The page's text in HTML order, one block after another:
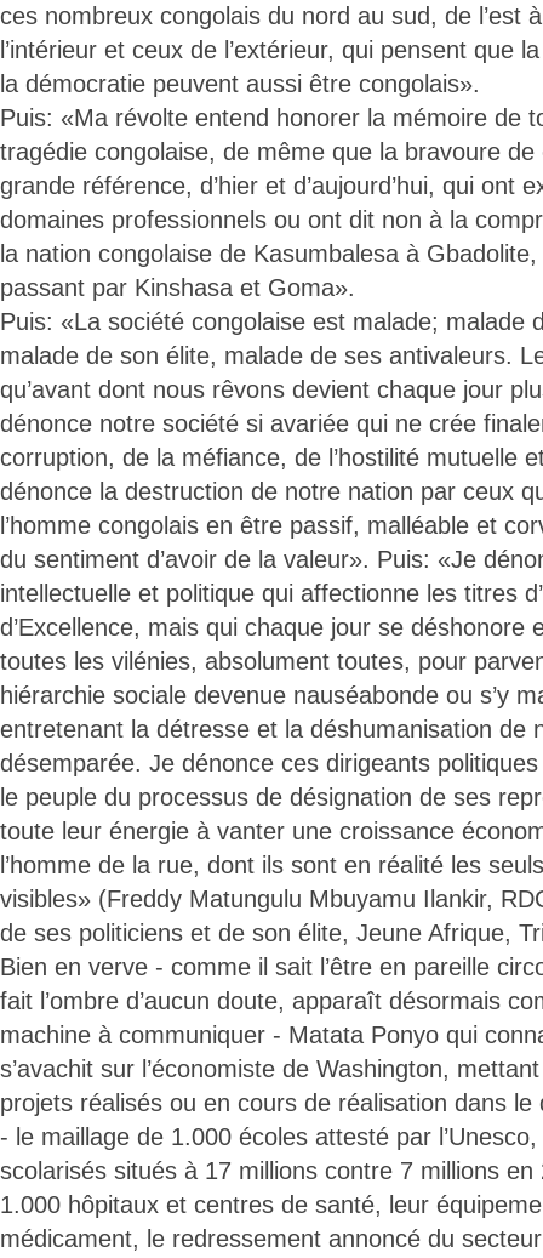
ces nombreux congolais du nord au sud, de l’est
l’intérieur et ceux de l’extérieur, qui pensent que
la démocratie peuvent aussi être congolais».
Puis: «Ma révolte entend honorer la mémoire de
tragédie congolaise, de même que la bravoure
grande référence, d’hier et d’aujourd’hui, qui ont
domaines professionnels ou ont dit non à la
la nation congolaise de Kasumbalesa à
passant par Kinshasa et Goma».
Puis: «La société congolaise est malade; malade
malade de son élite, malade de ses antivaleurs.
qu’avant dont nous rêvons devient chaque jour
dénonce notre société si avariée qui ne crée
corruption, de la méfiance, de l’hostilité mutuelle
dénonce la destruction de notre nation par ceux
l’homme congolais en être passif, malléable et
du sentiment d’avoir de la valeur». Puis: «Je
intellectuelle et politique qui affectionne les titres
d’Excellence, mais qui chaque jour se déshonore
toutes les vilénies, absolument toutes, pour
hiérarchie sociale devenue nauséabonde ou s’y
entretenant la détresse et la déshumanisation de
désemparée. Je dénonce ces dirigeants
le peuple du processus de désignation de ses
toute leur énergie à vanter une croissance
l’homme de la rue, dont ils sont en réalité les
visibles» (Freddy Matungulu Mbuyamu Ilankir,
de ses politiciens et de son élite, Jeune Afrique,
Bien en verve - comme il sait l’être en pareille
fait l’ombre d’aucun doute, apparaît désormais
machine à communiquer - Matata Ponyo qui
s’avachit sur l’économiste de Washington,
projets réalisés ou en cours de réalisation dans le
- le maillage de 1.000 écoles attesté par
scolarisés situés à 17 millions contre 7 millions en
1.000 hôpitaux et centres de santé, leur
médicament, le redressement annoncé du